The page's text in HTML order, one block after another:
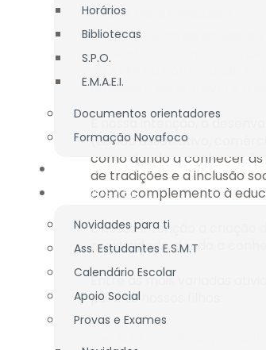
Horários
Bibliotecas
S.P.O.
E.M.A.E.I.
Documentos orientadores
Formação Novafoco
OFERTA EDUCATIVA
ALUNOS / E.E.
Novidades para ti
Ass. Estudantes E.S.M.T
Calendário Escolar
Apoio Social
Provas e Exames
Plano de Atividades
O nosso plano de
colaboração com a
da APEE na comunidade
ambiente sustentável e a
É nossa intenção, o
(tecido associativo,
como dando a conhecer
de tradições e a inclusão
como complemento à
É nossa intenção a criação
proximidade, dando a
Entre as mais variadas
para os nossos filhos:
Aula de defesa